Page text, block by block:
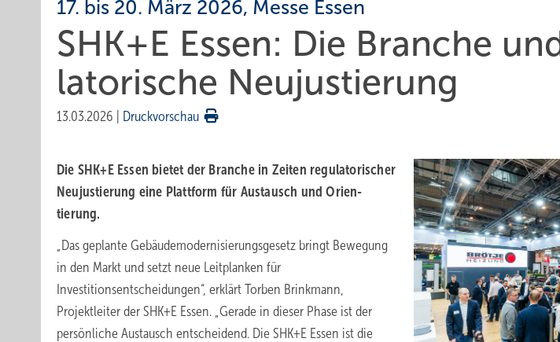
17. bis 20. März 2026, Messe Essen
SHK+E Essen: Die Branche
la­to­ri­sche Neu­jus­tie­rung
13.03.2026 Druckvorschau
Die SHK+E Essen bietet der Branche in Zeiten regu­la­to­ri­scher
Neu­jus­tie­rung eine Platt­form für Aus­tausch und Orien­
tierung.
„Das geplante Gebäudemodernisierungsgesetz bringt Bewegung
in den Markt und setzt neue Leitplanken für
Investitionsentscheidungen“, erklärt Torben Brinkmann,
Projektleiter der SHK+E Essen. „Gerade in dieser Phase ist der
persönliche Austausch entscheidend. Die SHK+E Essen ist die